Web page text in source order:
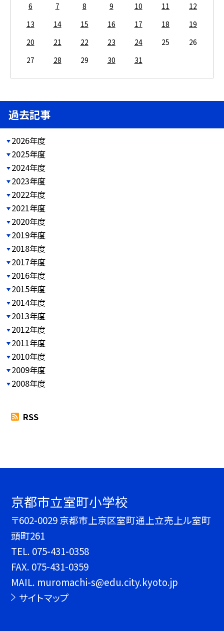
6
7 8 9 10 11
12
13
14 15 16 17 18
19
20
21 22 23 24 25
26
27
28 29 30 31
過去記事
2026年度
2025年度
2024年度
2023年度
2022年度
2021年度
2020年度
2019年度
2018年度
2017年度
2016年度
2015年度
2014年度
2013年度
2012年度
2011年度
2010年度
2009年度
2008年度
RSS
京都市立室町小学校
〒602-0029 京都市上京区室町通上立売上ル室町
頭町261
TEL. 075-431-0358
FAX. 075-431-0359
MAIL. muromachi-s@edu.city.kyoto.jp
サイトマップ